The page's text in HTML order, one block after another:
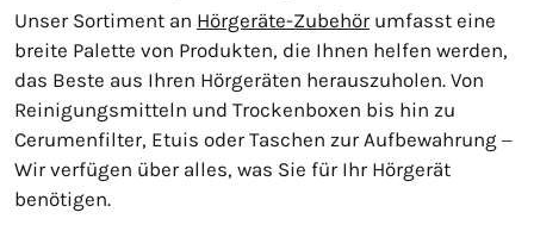
Unser Sortiment an Hörgeräte-Zubehörumfasst eine
breite Palette von Produkten, die Ihnen helfen werden,
das Beste aus Ihren Hörgeräten herauszuholen. Von
Reinigungsmitteln und Trockenboxen bis hin zu
Cerumenfilter, Etuis oder Taschen zur Aufbewahrung ‒
Wir verfügen über alles, was Sie für Ihr Hörgerät
benötigen.